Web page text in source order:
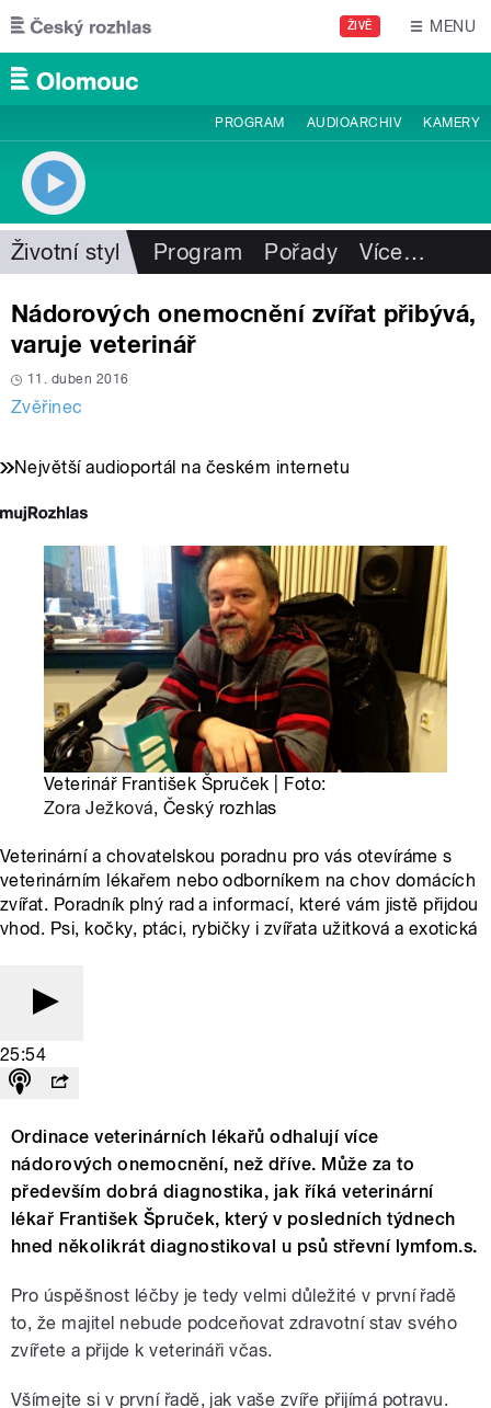
Přejít k hlavnímu obsahu
ŽIVĚ MENU
PROGRAM AUDIOARCHIV KAMERY
Životní styl Program Pořady Více…
Nádorových onemocnění zvířat přibývá,
varuje veterinář
11. duben 2016
Zvěřinec
Největší audioportál na českém internetu
Veterinář František Špruček | Foto:
Zora Ježková, Český rozhlas
Veterinární a chovatelskou poradnu pro vás otevíráme s
veterinárním lékařem nebo odborníkem na chov domácích
zvířat. Poradník plný rad a informací, které vám jistě přijdou
vhod. Psi, kočky, ptáci, rybičky i zvířata užitková a exotická
25:54
Ordinace veterinárních lékařů odhalují více
nádorových onemocnění, než dříve. Může za to
především dobrá diagnostika, jak říká veterinární
lékař František Špruček, který v posledních týdnech
hned několikrát diagnostikoval u psů střevní lymfom.s.
Pro úspěšnost léčby je tedy velmi důležité v první řadě
to, že majitel nebude podceňovat zdravotní stav svého
zvířete a přijde k veterináři včas.
Všímejte si v první řadě, jak vaše zvíře přijímá potravu.